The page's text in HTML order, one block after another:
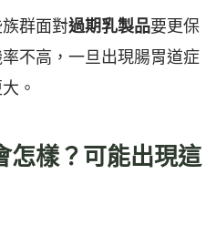
群面對過期乳製品要更保
不高，一旦出現腸胃道症
。
怎樣？可能出現這